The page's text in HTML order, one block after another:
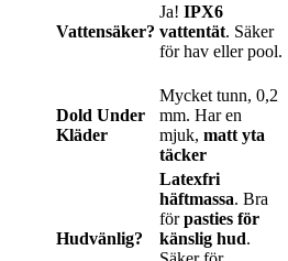
Vattensäker?
Ja! IPX6
vattentät. Säker
för hav eller pool.
Dold Under
Kläder
Mycket tunn, 0,2
mm. Har en
mjuk, matt yta
täcker
Hudvänlig?
Latexfri
häftmassa. Bra
förpasties för
känslig hud.